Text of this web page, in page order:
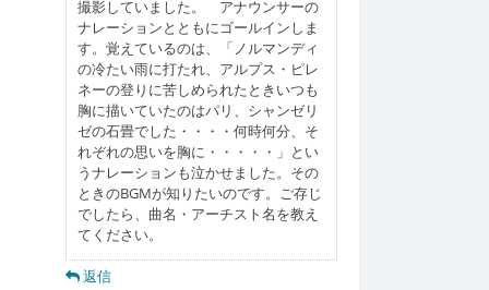
撮影していました。 アナウンサーの
ナレーションとともにゴールインしま
す。覚えているのは、「ノルマンディ
の冷たい雨に打たれ、アルプス・ピレ
ネーの登りに苦しめられたときいつも
胸に描いていたのはパリ、シャンゼリ
ゼの石畳でした・・・・何時何分、そ
れぞれの思いを胸に・・・・・」とい
うナレーションも泣かせました。その
ときのBGMが知りたいのです。ご存じ
でしたら、曲名・アーチスト名を教え
てください。
返信